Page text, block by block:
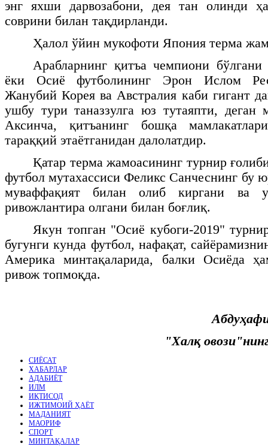
энг яхши дарвозабони, дея тан олинди
соврини билан тақдирланди.
Ҳалол ўйин мукофоти Япония терма
Арабларнинг қитъа чемпиони
ёки Осиё футболининг Эрон Ислом
Жанубий Корея ва Австралия каби гигант
ушбу тури таназзулга юз тутаяпти, деган
Аксинча, қитъанинг бошқа
тараққий этаётганидан далолатдир.
Қатар терма жамоасининг турнир
футбол мутахассиси Феликс Санчеснинг бу
муваффақият билан олиб киргани ва
ривожлантира олгани билан боғлиқ.
Якун топган "Осиё кубоги-2019"
бугунги кунда футбол, нафақат,
Америка минтақаларида, балки Осиёда
ривож топмоқда.
"Халқ
СИЁСАТ
ХАБАРЛАР
АДАБИЁТ
ИЛМ
ИҚТИСОД
ИЖТИМОИЙ ҲАЁТ
МАДАНИЯТ
МАОРИФ
СПОРТ
МИНТАҚАЛАР